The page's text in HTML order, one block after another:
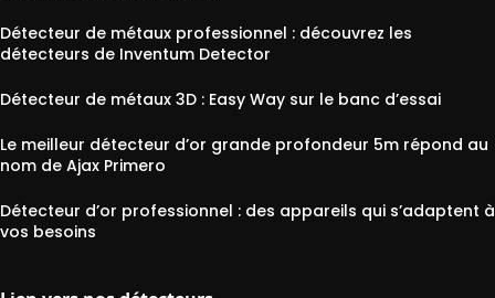
Détecteur de métaux professionnel : découvrez les
détecteurs de Inventum Detector
Détecteur de métaux 3D : Easy Way sur le banc d’essai
Le meilleur détecteur d’or grande profondeur 5m répond au
nom de Ajax Primero
Détecteur d’or professionnel : des appareils qui s’adaptent à
vos besoins